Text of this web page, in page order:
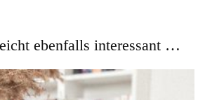
ebenfalls interessant …